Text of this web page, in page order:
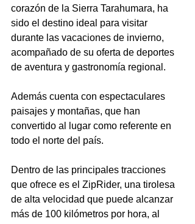
corazón de la Sierra Tarahumara, ha
sido el destino ideal para visitar
durante las vacaciones de invierno,
acompañado de su oferta de deportes
de aventura y gastronomía regional.
Además cuenta con espectaculares
paisajes y montañas, que han
convertido al lugar como referente en
todo el norte del país.
Dentro de las principales tracciones
que ofrece es el ZipRider, una tirolesa
de alta velocidad que puede alcanzar
más de 100 kilómetros por hora, al